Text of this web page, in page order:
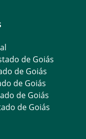
de Goiás
de Goiás
de Goiás
de Goiás
de Goiás